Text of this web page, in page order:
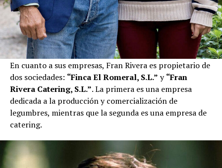
En cuanto a sus empresas, Fran Rivera es propietario de
dos sociedades: “Finca El Romeral, S.L.” y“Fran
Rivera Catering, S.L.”. La primera es una empresa
dedicada a la producción y comercialización de
legumbres, mientras que la segunda es una empresa de
catering.